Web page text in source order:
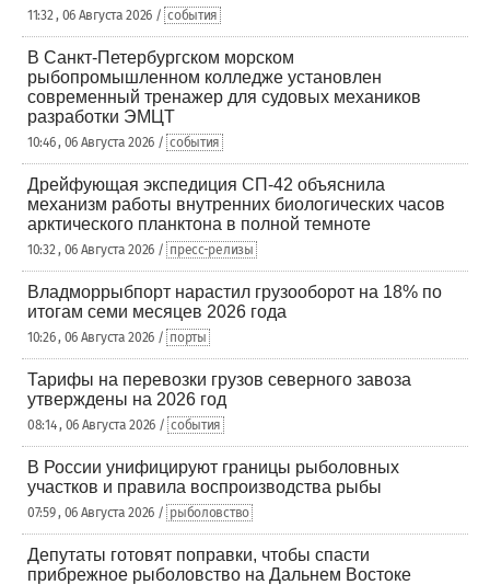
11:32 , 06 Августа 2026 / события
В Санкт-Петербургском морском
рыбопромышленном колледже установлен
современный тренажер для судовых механиков
разработки ЭМЦТ
10:46 , 06 Августа 2026 / события
Дрейфующая экспедиция СП-42 объяснила
механизм работы внутренних биологических часов
арктического планктона в полной темноте
10:32 , 06 Августа 2026 / пресс-релизы
Владморрыбпорт нарастил грузооборот на 18% по
итогам семи месяцев 2026 года
10:26 , 06 Августа 2026 / порты
Тарифы на перевозки грузов северного завоза
утверждены на 2026 год
08:14 , 06 Августа 2026 / события
В России унифицируют границы рыболовных
участков и правила воспроизводства рыбы
07:59 , 06 Августа 2026 / рыболовство
Депутаты готовят поправки, чтобы спасти
прибрежное рыболовство на Дальнем Востоке